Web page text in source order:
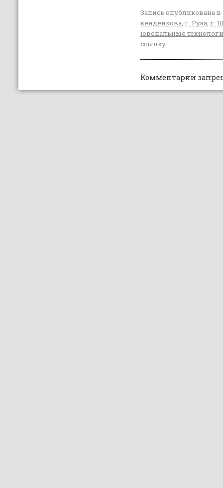
Запись опубликована
кенденкова, г. Руза, г.
ювенальные
ссылку.
Комментарии